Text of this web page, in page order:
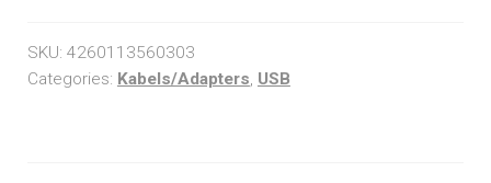
B
2m
SKU: 4260113560303
Categories: Kabels/Adapters, USB